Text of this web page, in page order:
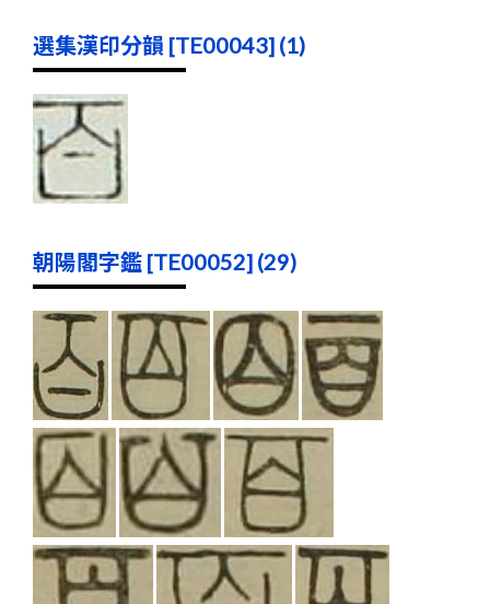
選集漢印分韻 [TE00043] (1)
朝陽閣字鑑 [TE00052] (29)